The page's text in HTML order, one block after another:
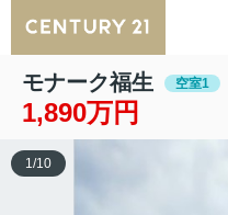
モナーク福生 空室1
1,890万円
1/10